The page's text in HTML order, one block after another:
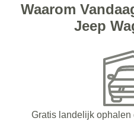
Waarom
Jeep
Gratis landelijk